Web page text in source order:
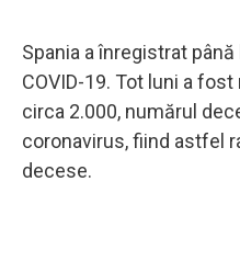
Spania a înregistrat
COVID-19. Tot luni a
circa 2.000, numărul
coronavirus, fiind astfel
decese.